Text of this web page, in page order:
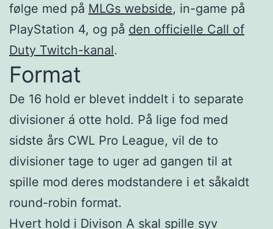
følge med på MLGs webside, in-game på
PlayStation 4, og på den officielle Call of
Duty Twitch-kanal.
Format
De 16 hold er blevet inddelt i to separate
divisioner á otte hold. På lige fod med
sidste års CWL Pro League, vil de to
divisioner tage to uger ad gangen til at
spille mod deres modstandere i et såkaldt
round-robin format.
Hvert hold i Divison A skal spille syv